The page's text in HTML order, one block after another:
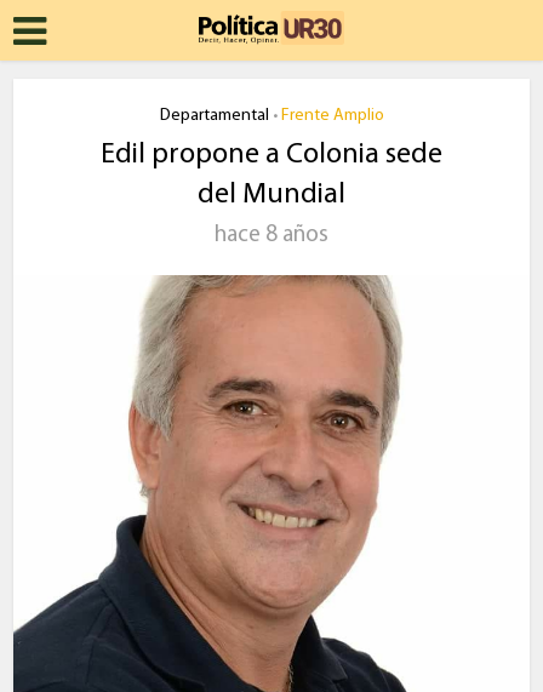
Departamental • Frente Amplio
Edil propone a Colonia sede
del Mundial
hace 8 años